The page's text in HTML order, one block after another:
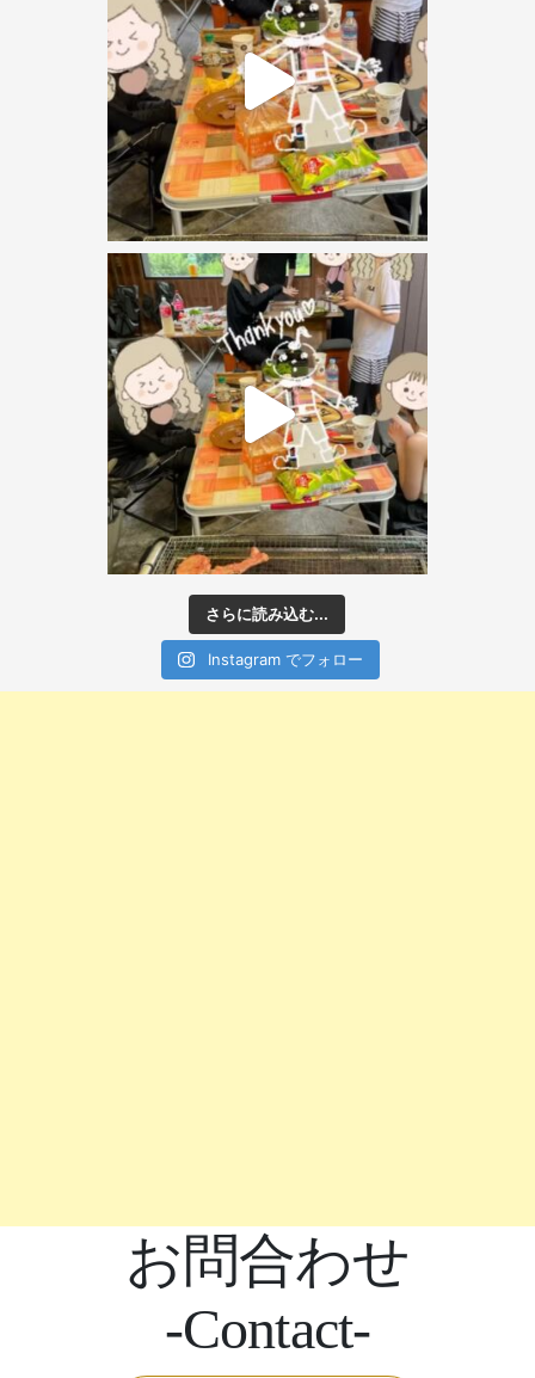
さらに読み込む...
Instagram でフォロー
お問合わせ
-Contact-